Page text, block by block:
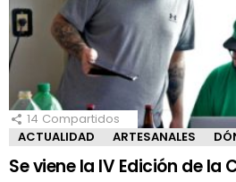
14 Compartidos
ACTUALIDAD
ARTESANALES
Se viene la IV Edición de la